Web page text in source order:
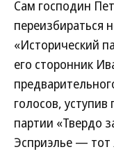
Сам господин
переизбираться
«Исторический
его сторонник
голосов,
партии «Твердо
Эсприэлье — тот